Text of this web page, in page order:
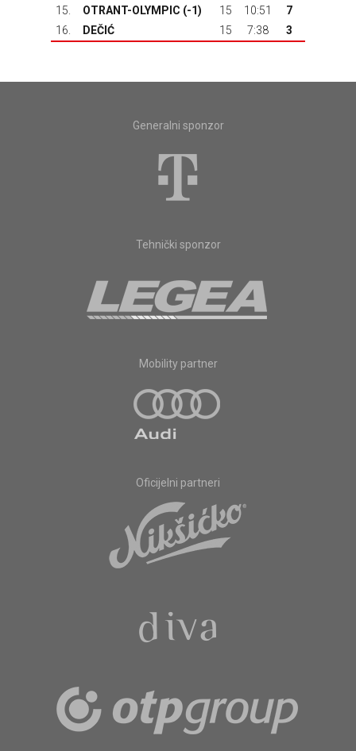
15.
OTRANT-OLYMPIC (-1) 15 10:51
7
16.
DEČIĆ 15 7:38 3
Generalni sponzor
Tehnički sponzor
Mobility partner
Oficijelni partneri